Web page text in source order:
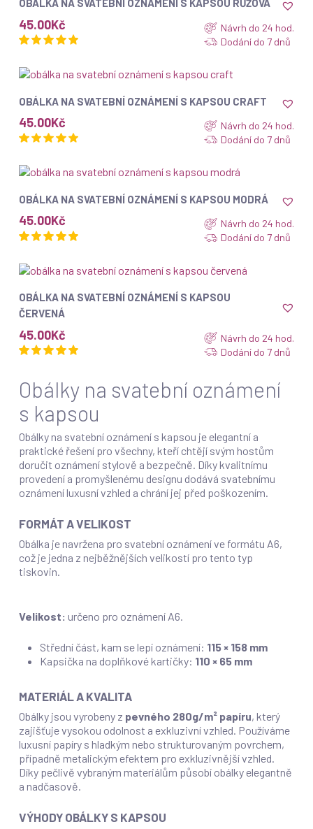
OBÁLKA NA SVATEBNÍ OZNÁMENÍ S KAPSOU RŮŽOVÁ
45.00Kč
Návrh do 24 hod.
Dodání do 7 dnů
ZOBRAZIT
OBÁLKA NA SVATEBNÍ OZNÁMENÍ S KAPSOU CRAFT
45.00Kč
Návrh do 24 hod.
Dodání do 7 dnů
ZOBRAZIT
OBÁLKA NA SVATEBNÍ OZNÁMENÍ S KAPSOU MODRÁ
45.00Kč
Návrh do 24 hod.
Dodání do 7 dnů
ZOBRAZIT
OBÁLKA NA SVATEBNÍ OZNÁMENÍ S KAPSOU
ČERVENÁ
45.00Kč
Návrh do 24 hod.
Dodání do 7 dnů
Obálky na svatební oznámení
s kapsou
Obálky na svatební oznámení s kapsou je elegantní a
praktické řešení pro všechny, kteří chtějí svým hostům
doručit oznámení stylově a bezpečně. Díky kvalitnímu
provedení a promyšlenému designu dodává svatebnímu
oznámení luxusní vzhled a chrání jej před poškozením.
FORMÁT A VELIKOST
Obálka je navržena pro svatební oznámení ve formátu A6,
což je jedna z nejběžnějších velikostí pro tento typ
tiskovin.
Velikost: určeno pro oznámení A6.
Střední část, kam se lepí oznámení: 115 × 158 mm
Kapsička na doplňkové kartičky: 110 × 65 mm
MATERIÁL A KVALITA
Obálky jsou vyrobeny z pevného 280g/m² papíru, který
zajišťuje vysokou odolnost a exkluzivní vzhled. Používáme
luxusní papíry s hladkým nebo strukturovaným povrchem,
případně metalickým efektem pro exkluzivnější vzhled.
Díky pečlivě vybraným materiálům působí obálky elegantně
a nadčasově.
VÝHODY OBÁLKY S KAPSOU